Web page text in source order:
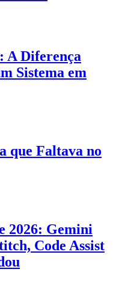
A Diferença
Sistema em
que Faltava no
2026: Gemini
Code Assist